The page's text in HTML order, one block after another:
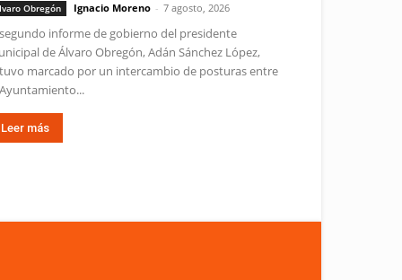
Obregón Ignacio Moreno - 7 agosto, 2026
informe de gobierno del presidente
de Álvaro Obregón, Adán Sánchez López,
marcado por un intercambio de posturas entre
Leer más